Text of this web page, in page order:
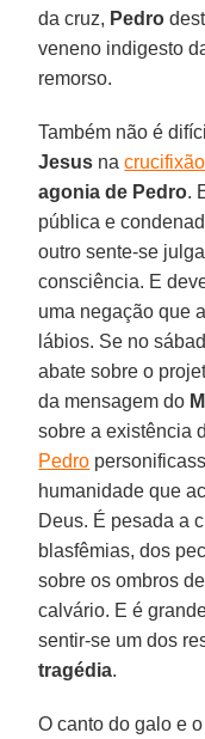
da cruz, Pedro
veneno indigesto
remorso.
Também não é
Jesus na
agonia de Pedro.
pública e
outro sente-se
consciência. E
uma negação que
lábios. Se no
abate sobre o
da mensagem do
sobre a existência
Pedro
humanidade que
Deus. É pesada a
blasfêmias, dos
sobre os ombros
calvário. E é
sentir-se um dos
tragédia.
O canto do galo e